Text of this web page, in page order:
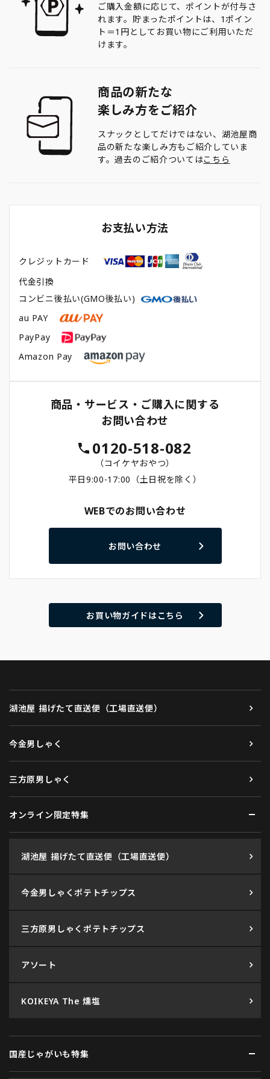
ご購入金額に応じて、ポイントが付与さ
れます。貯まったポイントは、1ポイン
ト＝1円としてお買い物にご利用いただ
けます。
商品の新たな
楽しみ方をご紹介
スナックとしてだけではない、湖池屋商
品の新たな楽しみ方もご紹介していま
す。過去のご紹介ついてはこちら
お支払い方法
クレジットカード
代金引換
コンビニ後払い(GMO後払い)
au PAY
PayPay
Amazon Pay
商品・サービス・ご購入に関する
お問い合わせ
0120-518-082
（コイケヤおやつ）
平日9:00-17:00（土日祝を除く）
WEBでのお問い合わせ
お問い合わせ
お買い物ガイドはこちら
湖池屋 揚げたて直送便（工場直送便）
今金男しゃく
三方原男しゃく
オンライン限定特集
湖池屋 揚げたて直送便（工場直送便）
今金男しゃくポテトチップス
三方原男しゃくポテトチップス
アソート
KOIKEYA The 燻塩
国産じゃがいも特集